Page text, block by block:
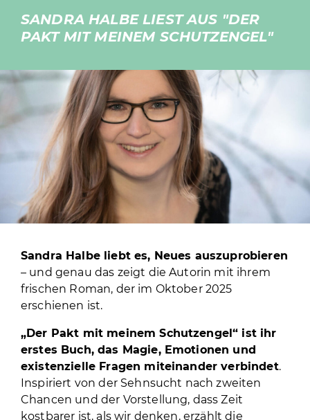
QULTURWERKSTATT E. V.
INFO
KONTAKT
WHATSAPP INFO-GRUPPE
SUCHEN
INSTAGRAM
FACEBOOK
SANDRA HALBE LIEST AUS "DER
PAKT MIT MEINEM SCHUTZENGEL"
Sandra Halbe liebt es, Neues auszuprobieren
– und genau das zeigt die Autorin mit ihrem
frischen Roman, der im Oktober 2025
erschienen ist.
„Der Pakt mit meinem Schutzengel“ ist ihr
erstes Buch, das Magie, Emotionen und
existenzielle Fragen miteinander verbindet.
Inspiriert von der Sehnsucht nach zweiten
Chancen und der Vorstellung, dass Zeit
kostbarer ist, als wir denken, erzählt die